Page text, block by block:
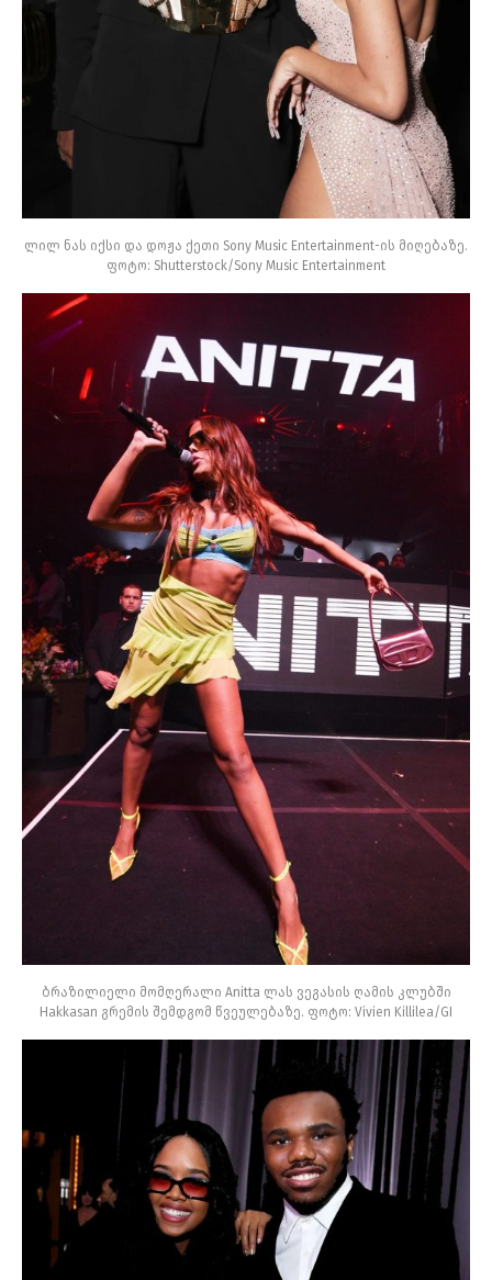
ლილ ნას იქსი და დოჟა ქეთი Sony Music Entertainment-ის მიღებაზე.
ფოტო: Shutterstock/Sony Music Entertainment
ბრაზილიელი მომღერალი Anitta ლას ვეგასის ღამის კლუბში
Hakkasan გრემის შემდგომ წვეულებაზე. ფოტო: Vivien Killilea/GI